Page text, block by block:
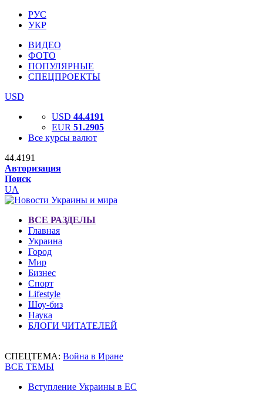
РУС
УКР
ВИДЕО
ФОТО
ПОПУЛЯРНЫЕ
СПЕЦПРОЕКТЫ
USD
USD 44.4191
EUR 51.2905
Все курсы валют
44.4191
Авторизация
Поиск
UA
ВСЕ РАЗДЕЛЫ
Главная
Украина
Город
Мир
Бизнес
Спорт
Lifestyle
Шоу-биз
Наука
БЛОГИ ЧИТАТЕЛЕЙ
СПЕЦТЕМА: Война в Иране
ВСЕ ТЕМЫ
Вступление Украины в ЕС